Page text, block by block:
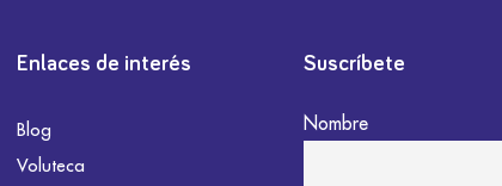
Enlaces de interés
Blog
Voluteca
Suscríbete
Nombre